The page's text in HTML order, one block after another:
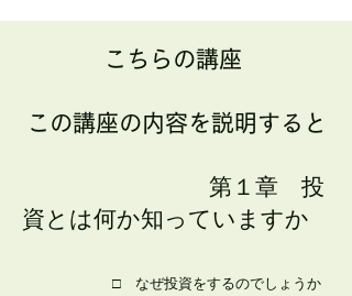
こちらの講座
この講座の内容を説明すると
第１章 投
資とは何か知っていますか
□ なぜ投資をするのでしょうか